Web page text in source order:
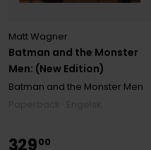
Batman and the Monster
Men: (New Edition)
Matt Wagner
Batman and the Monster Men
32900